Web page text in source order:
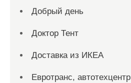
Добрый день
Доктор Тент
Доставка из ИКЕА
Евротранс, автотехцентр